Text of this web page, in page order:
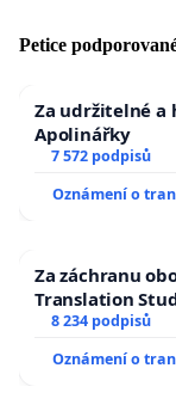
Petice
Za udržitelné a
Apolinářky
7 572 podpisů
Oznámení o
Za záchranu
Translation
University
8 234 podpisů
Oznámení o